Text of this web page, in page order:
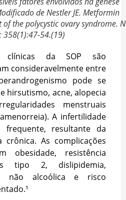
de Nestler JE. Metformin
the polycystic ovary syndrome. N
358(1):47-54.(19)
clínicas da SOP são
consideravelmente entre
pode se
hirsutismo, acne, alopecia
menstruais
A infertilidade
frequente, resultante da
crônica. As complicações
obesidade, resistência
tipo 2, dislipidemia,
não alcoólica e risco